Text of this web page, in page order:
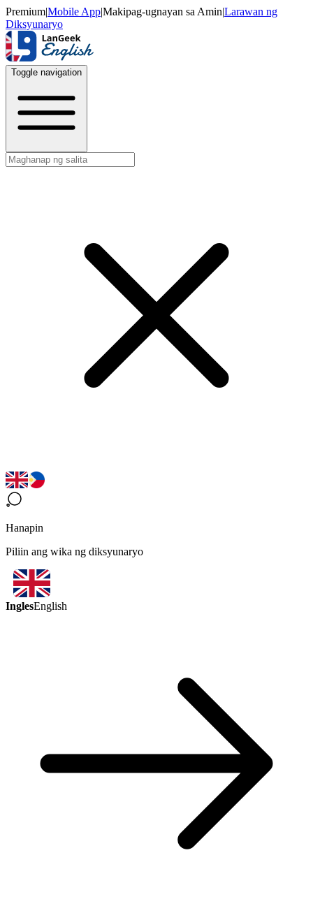
Premium|Mobile App|Makipag-ugnayan sa Amin|Larawan ng
Diksyunaryo
Toggle navigation
Hanapin
Piliin ang wika ng diksyunaryo
InglesEnglish